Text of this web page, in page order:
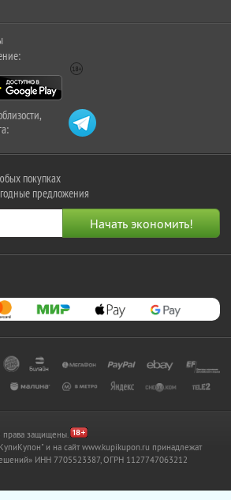
покупках
предложения
защищены.
и на сайт www.kupikupon.ru принадлежат
ИНН 7705523387, ОГРН 1127747063212